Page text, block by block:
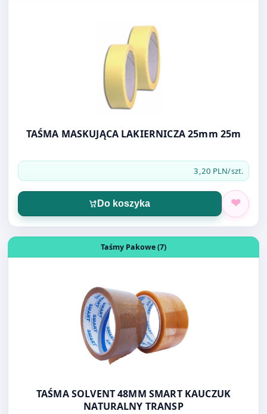
TAŚMA MASKUJĄCA LAKIERNICZA 25mm 25m
3,20 PLN/szt.
Do koszyka
Otwórz produkt: TAŚMA SOLVENT 48MM SMART
Taśmy Pakowe (7)
TAŚMA SOLVENT 48MM SMART KAUCZUK
NATURALNY TRANSP
4,50 PLN/szt.